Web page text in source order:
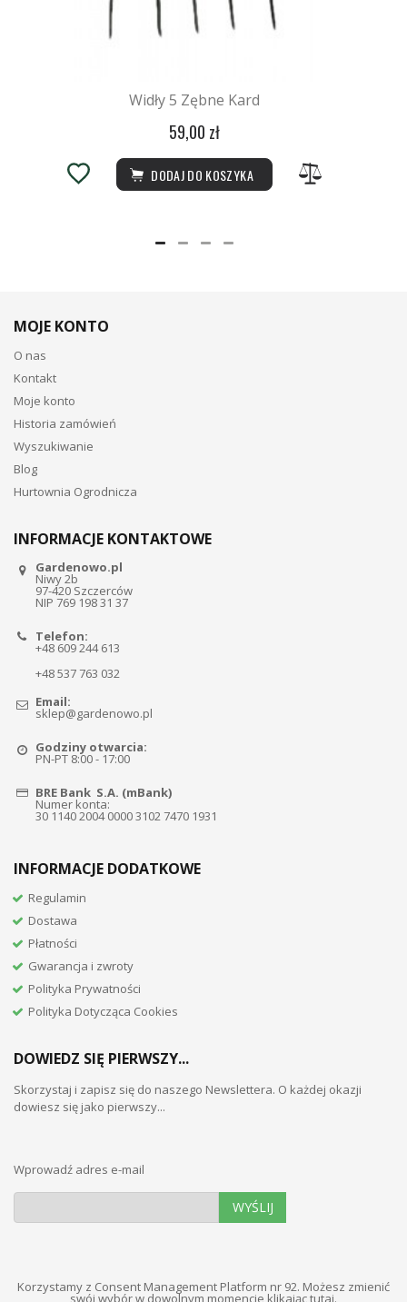
Widły 5 Zębne Kard
59,00 zł
DODAJ DO KOSZYKA
MOJE KONTO
O nas
Kontakt
Moje konto
Historia zamówień
Wyszukiwanie
Blog
Hurtownia Ogrodnicza
INFORMACJE KONTAKTOWE
Gardenowo.pl
Niwy 2b
97-420 Szczerców
NIP 769 198 31 37
Telefon:
+48 609 244 613
+48 537 763 032
Email:
sklep@gardenowo.pl
Godziny otwarcia:
PN-PT 8:00 - 17:00
BRE Bank S.A. (mBank)
Numer konta:
30 1140 2004 0000 3102 7470 1931
INFORMACJE DODATKOWE
Regulamin
Dostawa
Płatności
Gwarancja i zwroty
Polityka Prywatności
Polityka Dotycząca Cookies
DOWIEDZ SIĘ PIERWSZY...
Skorzystaj i zapisz się do naszego Newslettera. O każdej okazji
dowiesz się jako pierwszy...
Wprowadź adres e-mail
WYŚLIJ
Korzystamy z Consent Management Platform nr 92. Możesz zmienić
swój wybór w dowolnym momencie klikając tutaj.